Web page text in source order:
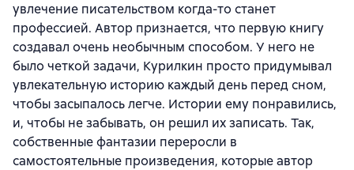
увлечение писательством когда-то станет
профессией. Автор признается, что первую книгу
создавал очень необычным способом. У него не
было четкой задачи, Курилкин просто придумывал
увлекательную историю каждый день перед сном,
чтобы засыпалось легче. Истории ему понравились,
и, чтобы не забывать, он решил их записать. Так,
собственные фантазии переросли в
самостоятельные произведения, которые автор